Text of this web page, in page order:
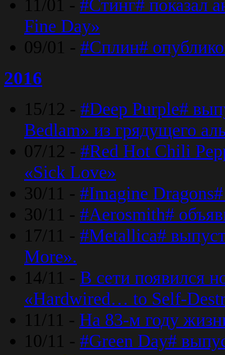
11/01 - #Стинг# показал
Fine Day»
09/01 - #Сплин#
2016
15/12 - #Deep Purple#
Bedlam» из грядущего
07/12 - #Red Hot Chili
«Sick Love»
30/11 - #Imagine
30/11 - #Aerosmith#
17/11 - #Metallica#
More».
14/11 - В сети появился
«Hardwired… to Self-
11/11 - На 83-м году
10/11 - #Green Day#